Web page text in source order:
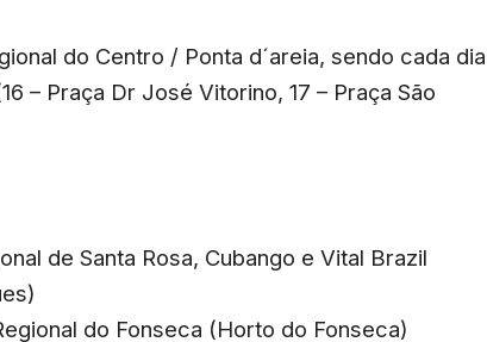
do Centro / Ponta d´areia, sendo cada dia
– Praça Dr José Vitorino, 17 – Praça São
de Santa Rosa, Cubango e Vital Brazil
do Fonseca (Horto do Fonseca)